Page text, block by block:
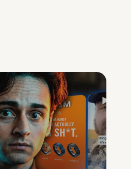
Social Scaling